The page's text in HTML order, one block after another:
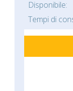
Disponibile:
Tempi di